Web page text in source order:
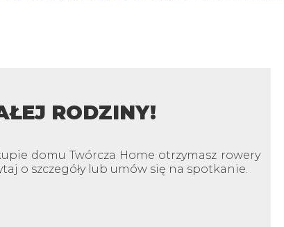
RODZINY!
domu Twórcza Home otrzymasz rowery
o szczegóły lub umów się na spotkanie.